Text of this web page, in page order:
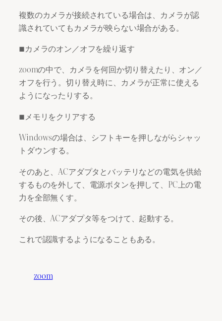
複数のカメラが接続されている場合は、カメラが認
識されていてもカメラが映らない場合がある。
■カメラのオン／オフを繰り返す
zoomの中で、カメラを何回か切り替えたり、オン／
オフを行う。切り替え時に、カメラが正常に使える
ようになったりする。
■メモリをクリアする
Windowsの場合は、シフトキーを押しながらシャッ
トダウンする。
そのあと、ACアダプタとバッテリなどの電気を供給
するものを外して、電源ボタンを押して、PC上の電
力を全部無くす。
その後、ACアダプタ等をつけて、起動する。
これで認識するようになることもある。
zoom